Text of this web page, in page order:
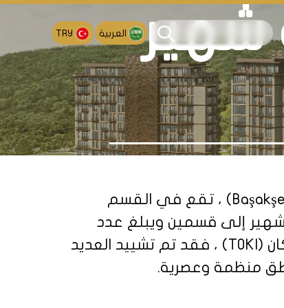
العربية TRY
شهير
(Başakşehir) ، تقع في القسم
إلى قسمين ويبلغ عدد
سكانه نحو (66000) نسمة حظي حي بهجة شهير برعاية خاصة من قبل إدارة تطوير الإسكان (TOKI) ، فقد تم تشييد العديد
منظمة وعصرية.